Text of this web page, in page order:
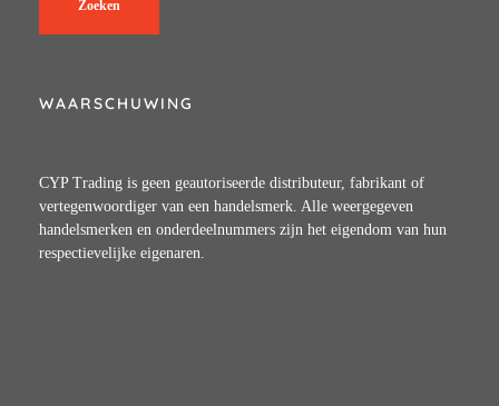
Zoeken
WAARSCHUWING
CYP Trading is geen geautoriseerde distributeur, fabrikant of
vertegenwoordiger van een handelsmerk. Alle weergegeven
handelsmerken en onderdeelnummers zijn het eigendom van hun
respectievelijke eigenaren.